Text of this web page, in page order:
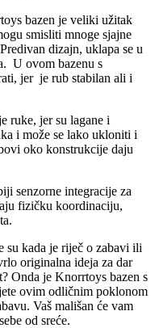
bazen je veliki užitak
smisliti mnoge sjajne
dizajn, uklapa se u
U ovom bazenu s
jer je rub stabilan ali i
ruke, jer su lagane i
i može se lako ukloniti i
oko konstrukcije daju
senzorne integracije za
fizičku koordinaciju,
su kada je riječ o zabavi ili
originalna ideja za dar
Onda je Knorrtoys bazen s
ovim odličnim poklonom
Vaš mališan će vam
od sreće.